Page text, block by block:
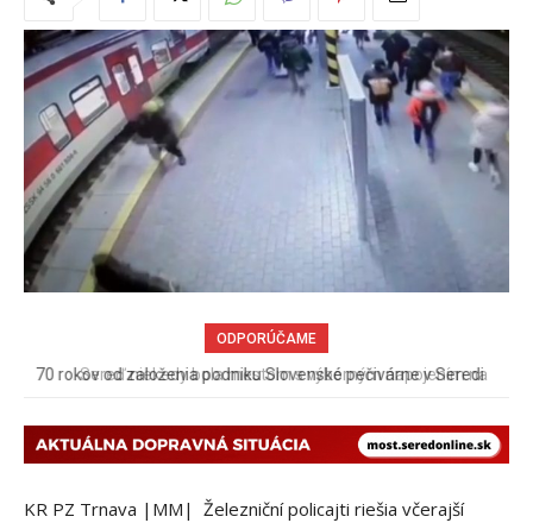
ODPORÚČAME
Sereď niekedy bola mestom s výborným napojením na
KR PZ Trnava |MM| Železniční policajti riešia včerajší